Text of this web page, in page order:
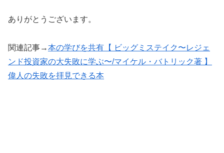
ありがとうございます。
関連記事→本の学びを共有【 ビッグミステイク〜レジェ
ンド投資家の大失敗に学ぶ〜/マイケル・バトリック著 】
偉人の失敗を拝見できる本